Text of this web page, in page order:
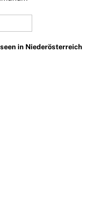
in Niederösterreich